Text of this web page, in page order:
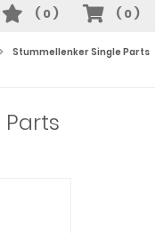
( 0)
( 0)
Stummellenker Single Parts